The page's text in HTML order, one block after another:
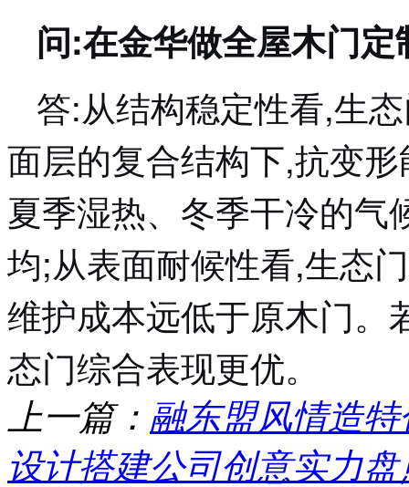
问:在金华做全屋木门
答:从结构稳定性看,生
面层的复合结构下,抗变
夏季湿热、冬季干冷的气
均;从表面耐候性看,生态
维护成本远低于原木门。
态门综合表现更优。
上一篇： 融东盟风情造
设计搭建公司创意实力盘